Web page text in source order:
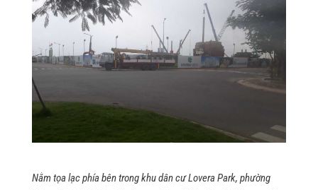
Nằm tọa lạc phía bên trong khu dân cư Lovera Park, phường